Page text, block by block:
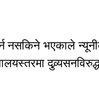
नसकिने भएकाले